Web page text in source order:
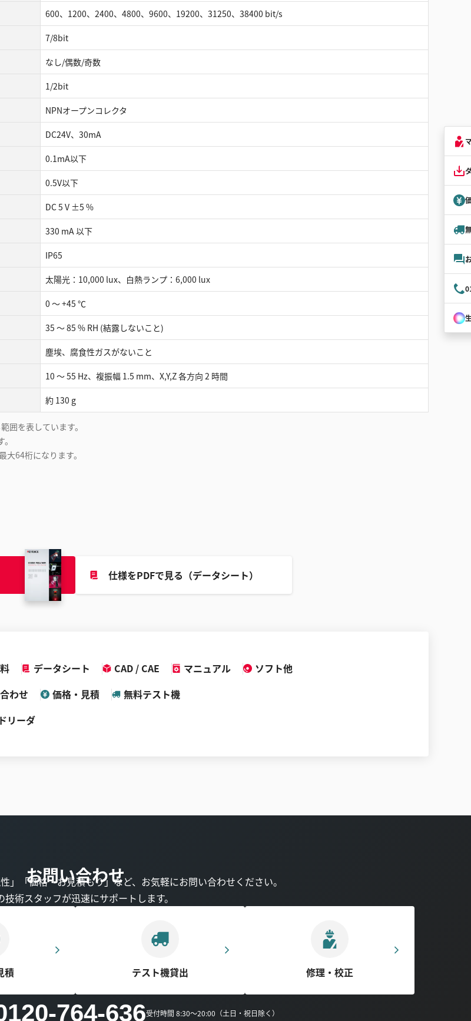
600、1200、2400、4800、9600、19200、31250、38400 bit/s
7/8bit
なし/偶数/奇数
1/2bit
NPNオープンコレクタ
DC24V、30mA
0.1mA以下
0.5V以下
DC 5 V ±5 %
330 mA 以下
IP65
太陽光：10,000 lux、白熱ランプ：6,000 lux
0 ～ +45 ℃
35 ～ 85 % RH (結露しないこと)
塵埃、腐食性ガスがないこと
10 ～ 55 Hz、複振幅 1.5 mm、X,Y,Z 各方向 2 時間
約 130 g
囲を表しています。
大64桁になります。
仕様をPDFで見る（データシート）
データシート CAD / CAE マニュアル
ソフト他
わせ 価格・見積
無料テスト機
リーダ
お問い合わせ
」「価格・お見積もり」など、お気軽にお問い合わせください。
技術スタッフが迅速にサポートします。
積 テスト機貸出 修理・校正
764-636受付時間 8:30～20:00（土日・祝日除く）